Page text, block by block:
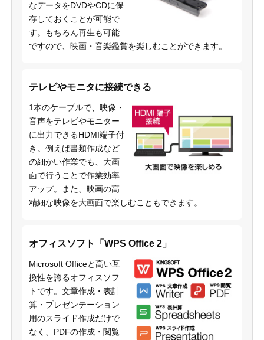
なデータをDVDやCDに保
存しておくことが可能で
す。もちろん再生も可能
ですので、映画・音楽鑑賞を楽しむことができます。
テレビやモニタに接続できる
1本のケーブルで、映像・
音声をテレビやモニター
に出力できるHDMI端子付
き。例えば書類作成など
の細かい作業でも、大画
面で行うことで作業効率
アップ。また、映画の高
精細な映像を大画面で楽しむこともできます。
オフィスソフト「WPS Office 2」
Microsoft Officeと高い互
換性を誇るオフィスソフ
トです。文章作成・表計
算・プレゼンテーション
用のスライド作成だけで
なく、PDFの作成・閲覧